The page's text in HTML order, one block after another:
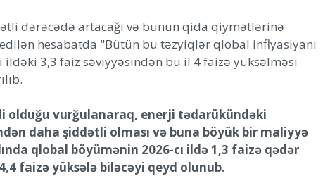
dərəcədə artacağı və bunun qida qiymətlərinə
hesabatda "Bütün bu təzyiqlər qlobal inflyasiyanı
ildəki 3,3 faiz səviyyəsindən bu il 4 faizə yüksəlməsi
olduğu vurğulanaraq, enerji tədarükündəki
daha şiddətli olması və buna böyük bir maliyyə
qlobal böyümənin 2026-cı ildə 1,3 faizə qədər
faizə yüksələ biləcəyi qeyd olunub.